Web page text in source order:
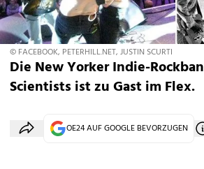
© FACEBOOK, PETERHILL.NET, JUSTIN SCURTI
Die New Yorker Indie-
Scientists ist zu Gast im Flex.
OE24 AUF GOOGLE BEVORZUGEN